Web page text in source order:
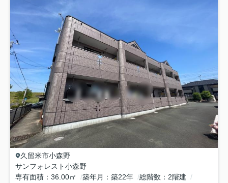
久留米市小森野
サンフォレスト小森野
専有面積
36.00㎡ 築年月 築22年 総階数
2階建